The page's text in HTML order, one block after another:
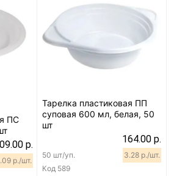
ПС
р.
р./шт.
Тарелка пластиковая ПП
суповая 600 мл, белая, 50
шт
164.00 р.
Код 589
50 шт/уп. 3.28 р./шт.